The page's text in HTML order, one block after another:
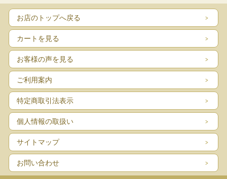
お店のトップへ戻る
カートを見る
お客様の声を見る
ご利用案内
特定商取引法表示
個人情報の取扱い
サイトマップ
お問い合わせ